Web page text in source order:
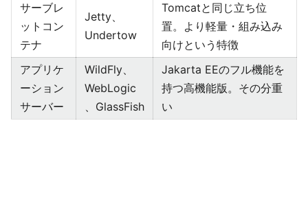
サーブレ
ットコン
テナ
Jetty、
Undertow
Tomcatと同じ立ち位
置。より軽量・組み込み
向けという特徴
アプリケ
ーション
サーバー
WildFly、
WebLogic
、GlassFish
Jakarta EEのフル機能を
持つ高機能版。その分重
い